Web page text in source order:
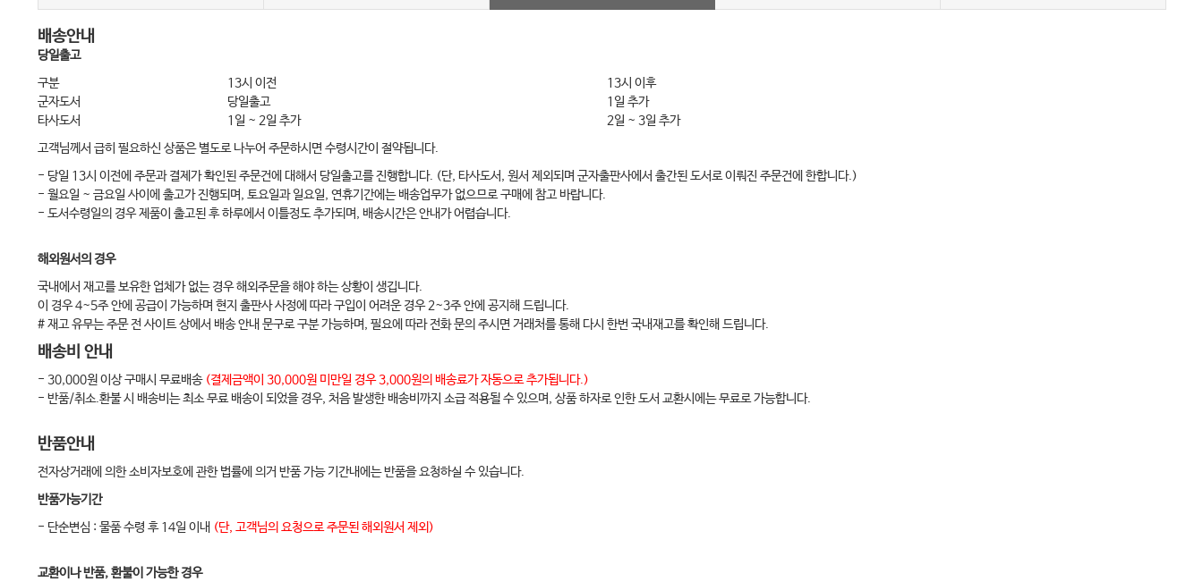
1) 스테로이드 생성 및 스테로이드 조절 관련 유전자
2) 인슐린 신호 및 심혈관질환에 관여하는 유전자
4. 유전연구의 한계
5. 결론
4장 다낭성 난소증후군의 진단: 한국인 여성을 중심으로•45
1. 서론
1) 성인 여성에서의 진단
2) 청소년기 여아에서의 진단
3) 폐경 이행기에 있는 여성과 폐경 여성에서의 진단
3. 2018년 국제근거중심지침
4. 한국여성에서의 진단
1) 임상적 고안드로겐증
5. 결론
1) 청소년기 배란장애의 진단
배송안내
당일출고
구분
13시 이전
13시 이후
군자도서
당일출고
1일 추가
타사도서
1일 ~ 2일 추가
2일 ~ 3일 추가
고객님께서 급히 필요하신 상품은 별도로 나누어 주문하시면 수령시간이 절약됩니다.
- 당일 13시 이전에 주문과 결제가 확인된 주문건에 대해서 당일출고를 진행합니다. (단, 타사도서, 원서 제외되며 군자출판사에서 출간된 도서로 이뤄진 주문건에 한합니다.)
- 월요일 ~ 금요일 사이에 출고가 진행되며, 토요일과 일요일, 연휴기간에는 배송업무가 없으므로 구매에 참고 바랍니다.
- 도서수령일의 경우 제품이 출고된 후 하루에서 이틀정도 추가되며, 배송시간은 안내가 어렵습니다.
해외원서의 경우
국내에서 재고를 보유한 업체가 없는 경우 해외주문을 해야 하는 상황이 생깁니다.
이 경우 4~5주 안에 공급이 가능하며 현지 출판사 사정에 따라 구입이 어려운 경우 2~3주 안에 공지해 드립니다.
# 재고 유무는 주문 전 사이트 상에서 배송 안내 문구로 구분 가능하며, 필요에 따라 전화 문의 주시면 거래처를 통해 다시 한번 국내재고를 확인해 드립니다.
배송비 안내
- 30,000원 이상 구매시 무료배송 (결제금액이 30,000원 미만일 경우 3,000원의 배송료가 자동으로 추가됩니다.)
- 반품/취소.환불 시 배송비는 최소 무료 배송이 되었을 경우, 처음 발생한 배송비까지 소급 적용될 수 있으며, 상품 하자로 인한 도서 교환시에는 무료로 가능합니다.
반품안내
전자상거래에 의한 소비자보호에 관한 법률에 의거 반품 가능 기간내에는 반품을 요청하실 수 있습니다.
반품가능기간
- 단순변심 : 물품 수령 후 14일 이내 (단, 고객님의 요청으로 주문된 해외원서 제외)
교환이나 반품, 환불이 가능한 경우